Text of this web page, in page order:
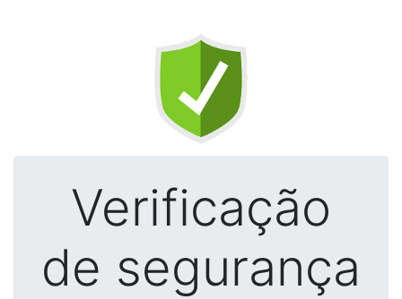
Verificação
de segurança